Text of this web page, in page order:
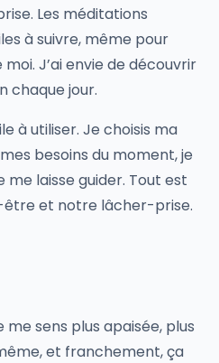
Les méditations
à suivre, même pour
J’ai envie de découvrir
chaque jour.
à utiliser. Je choisis ma
besoins du moment, je
laisse guider. Tout est
et notre lâcher-prise.
me sens plus apaisée, plus
et franchement, ça